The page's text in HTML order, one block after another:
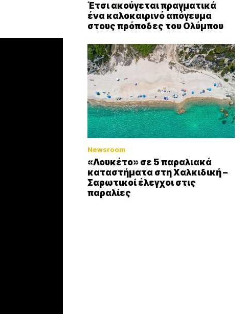
Έτσι ακούγεται πραγματικά
ένα καλοκαιρινό απόγευμα
στους πρόποδες του Ολύμπου
Newsroom
«Λουκέτο» σε 5 παραλιακά
καταστήματα στη Χαλκιδική –
Σαρωτικοί έλεγχοι στις
παραλίες